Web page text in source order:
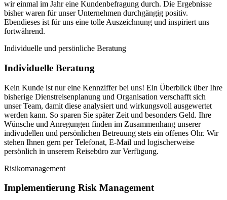
wir einmal im Jahr eine Kundenbefragung durch. Die Ergebnisse
bisher waren für unser Unternehmen durchgängig positiv.
Ebendieses ist für uns eine tolle Auszeichnung und inspiriert uns
fortwährend.
Individuelle und persönliche Beratung
Individuelle Beratung
Kein Kunde ist nur eine Kennziffer bei uns! Ein Überblick über Ihre
bisherige Dienstreisenplanung und Organisation verschafft sich
unser Team, damit diese analysiert und wirkungsvoll ausgewertet
werden kann. So sparen Sie später Zeit und besonders Geld. Ihre
Wünsche und Anregungen finden im Zusammenhang unserer
indivudellen und persönlichen Betreuung stets ein offenes Ohr. Wir
stehen Ihnen gern per Telefonat, E-Mail und logischerweise
persönlich in unserem Reisebüro zur Verfügung.
Risikomanagement
Implementierung Risk Management